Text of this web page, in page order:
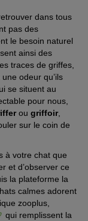
dans tous
pas des
le besoin naturel
ainsi des
traces de griffes,
odeur qu’ils
se situent au
pour nous,
ou griffoir,
sur le coin de
à votre chat que
et d’observer ce
la plateforme la
calmes adorent
zooplus,
qui remplissent la